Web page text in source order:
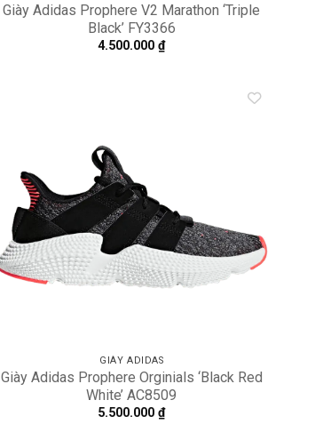
Giày Adidas Prophere V2 Marathon ‘Triple
Black’ FY3366
4.500.000₫
GIÀY ADIDAS
Giày Adidas Prophere Orginials ‘Black Red
White’ AC8509
5.500.000₫